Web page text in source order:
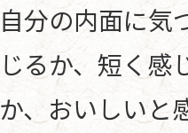
自分の内面に気
じるか、短く感
か、おいしい